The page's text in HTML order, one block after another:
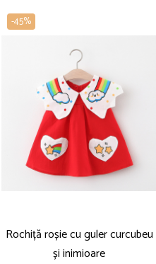
-45%
Rochiță roșie cu guler curcubeu
și inimioare